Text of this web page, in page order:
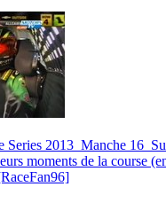
2013_Manche
moments de la course